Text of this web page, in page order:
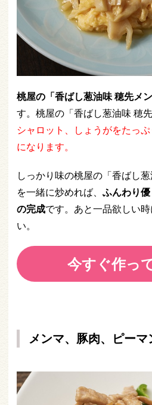
桃屋の「香ばし葱油味 穂先メン
す。桃屋の「香ばし葱油味 穂先
シャロット、しょうがをたっ
になります。
しっかり味の桃屋の「香ばし
を一緒に炒めれば、 ふんわり
の完成です。あと一品欲しい
い。
今すぐ作っ
メンマ、豚肉、ピー